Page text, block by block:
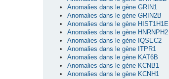
Anomalies dans le gène GRIN1
Anomalies dans le gène GRIN2B
Anomalies dans le gène HIST1H1E
Anomalies dans le gène HNRNPH2
Anomalies dans le gène IQSEC2
Anomalies dans le gène ITPR1
Anomalies dans le gène KAT6B
Anomalies dans le gène KCNB1
Anomalies dans le gène KCNH1